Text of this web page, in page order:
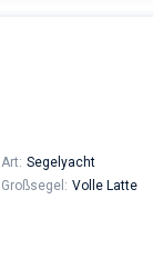
Art: Segelyacht
Großsegel: Volle Latte